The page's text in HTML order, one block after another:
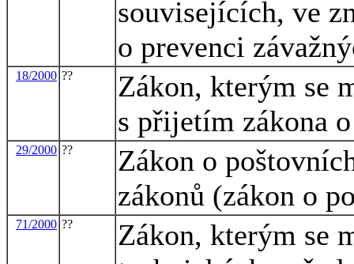
souvisejících, ve
o prevenci
18/2000 ??
Zákon, kterým se
s přijetím zákona
29/2000 ??
Zákon o
zákonů (zákon o
71/2000 ??
Zákon, kterým se